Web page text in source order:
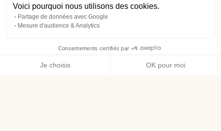
Voici pourquoi nous utilisons des cookies.
Partage de données avec Google
Mesure d'audience & Analytics
Consentements certifiés par
Je choisis OK pour moi